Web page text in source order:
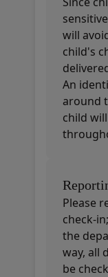
will
child's
An
around
child
Please
check-
the
way, all
be